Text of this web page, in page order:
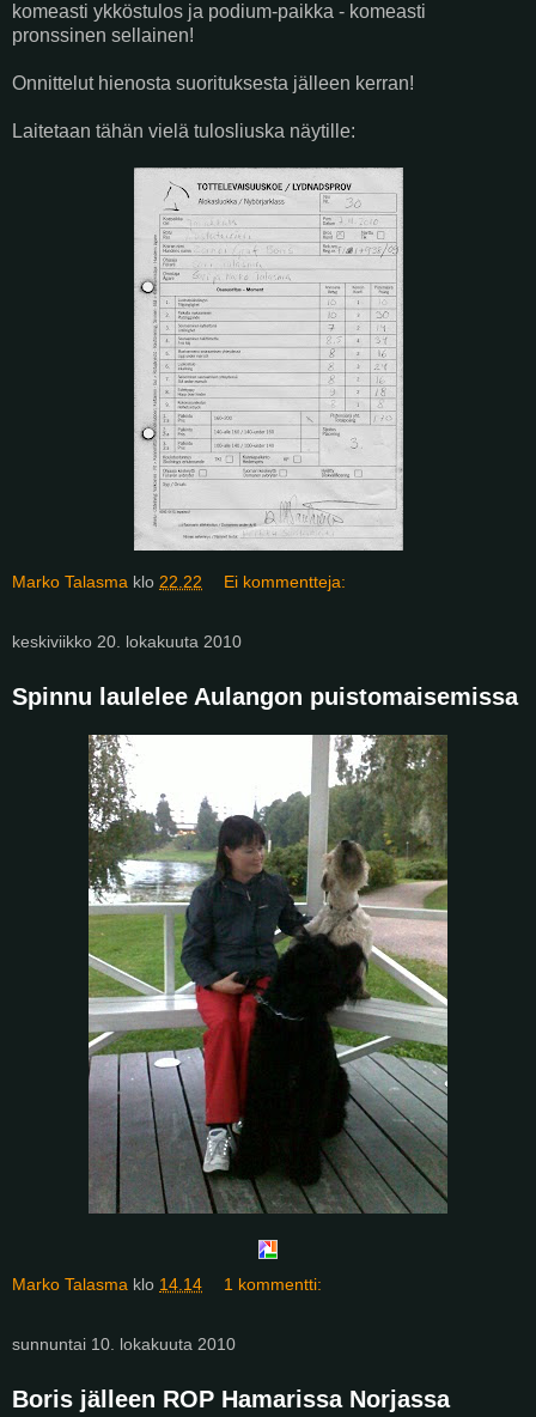
komeasti ykköstulos ja podium-paikka - komeasti
pronssinen sellainen!
Onnittelut hienosta suorituksesta jälleen kerran!
Laitetaan tähän vielä tulosliuska näytille:
Marko Talasma klo 22.22 Ei kommentteja:
keskiviikko 20. lokakuuta 2010
Spinnu laulelee Aulangon puistomaisemissa
Marko Talasma klo 14.14 1 kommentti:
sunnuntai 10. lokakuuta 2010
Boris jälleen ROP Hamarissa Norjassa